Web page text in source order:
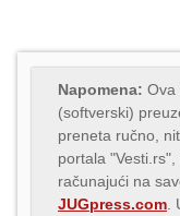
Napomena: Ova
(softverski)
preneta ručno,
portala
računajući na
JUGpress.com